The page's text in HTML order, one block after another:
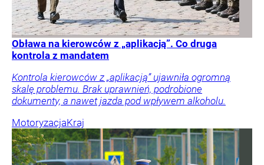
Obława na kierowców z „aplikacją”. Co druga
kontrola z mandatem
Kontrola kierowców z „aplikacją” ujawniła ogromną
skalę problemu. Brak uprawnień, podrobione
dokumenty, a nawet jazda pod wpływem alkoholu.
MotoryzacjaKraj